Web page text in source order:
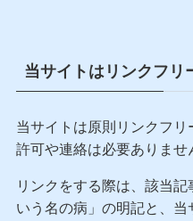
当サイトはリンクフリ
当サイトは原則リンクフ
許可や連絡は必要ありませ
リンクをする際は、該当
いう名の病」の明記と、